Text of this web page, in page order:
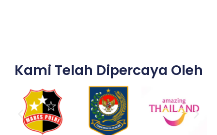
Kami Telah Dipercaya Oleh